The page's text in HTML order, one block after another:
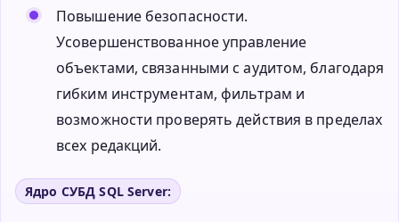
Повышение безопасности.
Усовершенствованное управление
объектами, связанными с аудитом, благодаря
гибким инструментам, фильтрам и
возможности проверять действия в пределах
всех редакций.
Ядро СУБД SQL Server: